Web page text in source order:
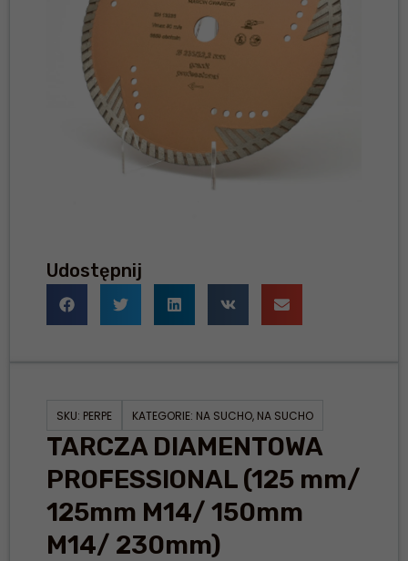
Udostępnij
SKU: PERPE KATEGORIE: NA SUCHO, NA SUCHO
TARCZA DIAMENTOWA
PROFESSIONAL (125 mm/
125mm M14/ 150mm
M14/ 230mm)